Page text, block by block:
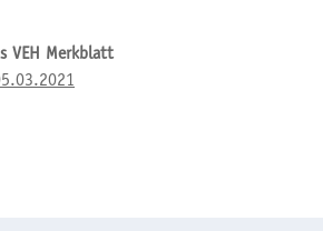
VEH Merkblatt